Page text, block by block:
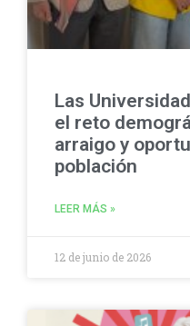
Las
el reto
arraigo y
población
LEER MÁS »
12 de junio de 2026